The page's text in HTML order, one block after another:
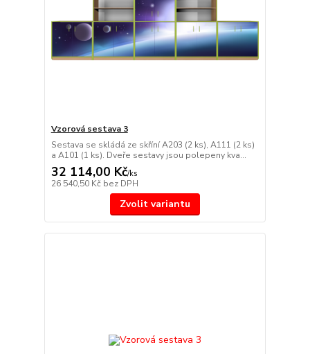
Vzorová sestava 3
Sestava se skládá ze skříní A203 (2 ks), A111 (2 ks)
a A101 (1 ks). Dveře sestavy jsou polepeny kva...
32 114,00 Kč/ks
26 540,50 Kč bez DPH
Zvolit variantu